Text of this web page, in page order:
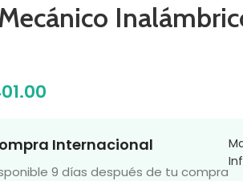
Internacional
9 días después de tu compra